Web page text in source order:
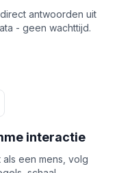
antwoorden uit
- geen wachttijd.
interactie
als een mens, volg